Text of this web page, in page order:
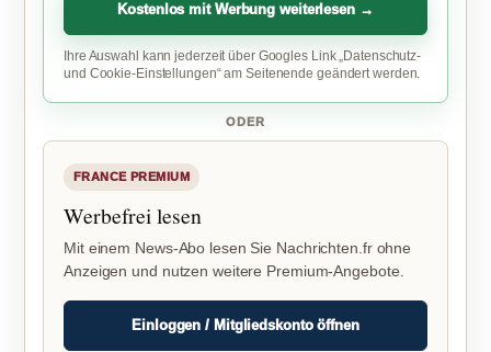
Kostenlos mit Werbung weiterlesen →
Ihre Auswahl kann jederzeit über Googles Link „Datenschutz-
und Cookie-Einstellungen“ am Seitenende geändert werden.
ODER
FRANCE PREMIUM
Werbefrei lesen
Mit einem News-Abo lesen Sie Nachrichten.fr ohne
Anzeigen und nutzen weitere Premium-Angebote.
Einloggen / Mitgliedskonto öffnen